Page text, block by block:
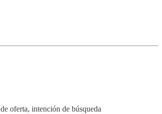
de oferta, intención de búsqueda